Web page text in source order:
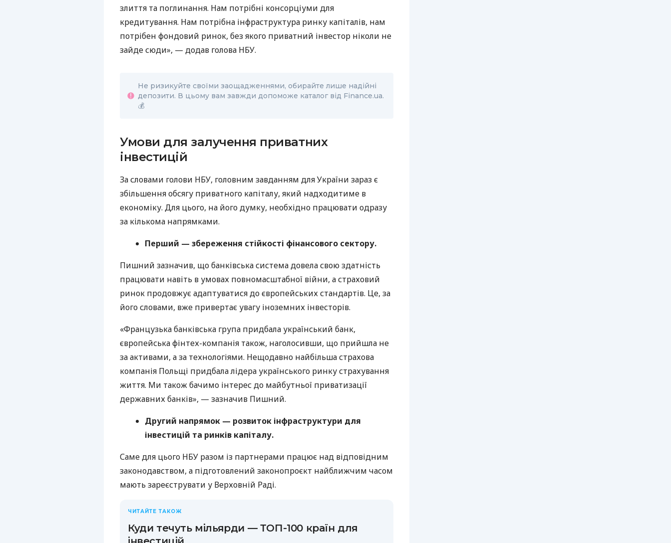
злиття та поглинання. Нам потрібні консорціуми для
кредитування. Нам потрібна інфраструктура ринку капіталів, нам
потрібен фондовий ринок, без якого приватний інвестор ніколи не
зайде сюди», — додав голова НБУ.
Не ризикуйте своїми заощадженнями, обирайте лише надійні
депозити. В цьому вам завжди допоможе каталог від Finance.ua.
💰
Умови для залучення приватних
інвестицій
За словами голови НБУ, головним завданням для України зараз є
збільшення обсягу приватного капіталу, який надходитиме в
економіку. Для цього, на його думку, необхідно працювати одразу
за кількома напрямками.
Перший — збереження стійкості фінансового сектору.
Пишний зазначив, що банківська система довела свою здатність
працювати навіть в умовах повномасштабної війни, а страховий
ринок продовжує адаптуватися до європейських стандартів. Це, за
його словами, вже привертає увагу іноземних інвесторів.
«Французька банківська група придбала український банк,
європейська фінтех-компанія також, наголосивши, що прийшла не
за активами, а за технологіями. Нещодавно найбільша страхова
компанія Польщі придбала лідера українського ринку страхування
життя. Ми також бачимо інтерес до майбутньої приватизації
державних банків», — зазначив Пишний.
Другий напрямок — розвиток інфраструктури для
інвестицій та ринків капіталу.
Саме для цього НБУ разом із партнерами працює над відповідним
законодавством, а підготовлений законопроєкт найближчим часом
мають зареєструвати у Верховній Раді.
ЧИТАЙТЕ ТАКОЖ
Куди течуть мільярди — ТОП-100 країн для